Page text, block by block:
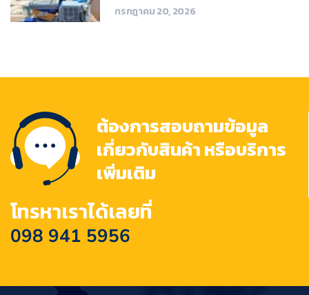
กรกฎาคม 20, 2026
ต้องการสอบถามข้อมูล
เกี่ยวกับสินค้า หรือบริการ
เพิ่มเติม
โทรหาเราได้เลยที่
098 941 5956